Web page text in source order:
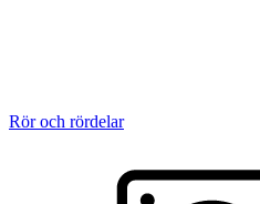
Rör och rördelar